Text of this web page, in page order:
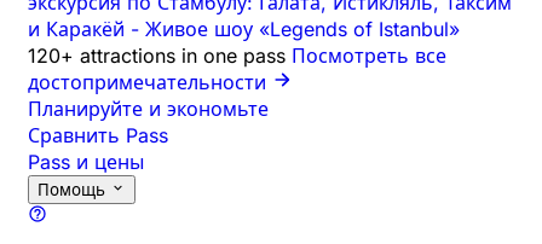
и Каракёй - Живое шоу «Legends of Istanbul»
120+ attractions in one pass Посмотреть все
достопримечательности
Планируйте и экономьте
Сравнить Pass
Pass и цены
Помощь